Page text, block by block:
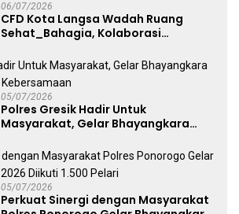
06/07/2026
CFD Kota Langsa Wadah Ruang
Sehat_Bahagia, Kolaborasi
Dekranasda Gerakan Ekonomi Lokal
05/07/2026
Polres Gresik Hadir Untuk
Masyarakat, Gelar Bhayangkara
05/07/2026
Perkuat Sinergi dengan Masyarakat